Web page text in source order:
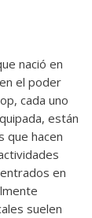
nació en
el poder
cada uno
están
que hacen
en
suelen